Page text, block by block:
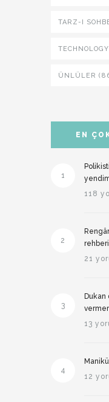
TARZ-I
ÜNLÜLER
EN
1
118
2
21
3
Dukan
13
4
12